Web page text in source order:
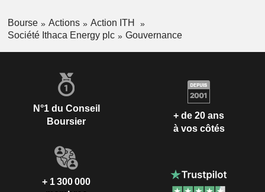
Bourse Actions
Action ITH
Société Ithaca Energy plc
Gouvernance
N°1 du Conseil
Boursier
+ de 20 ans
à vos côtés
+ 1 300 000